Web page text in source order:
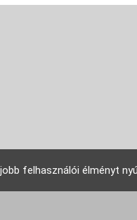
felhasználói élményt